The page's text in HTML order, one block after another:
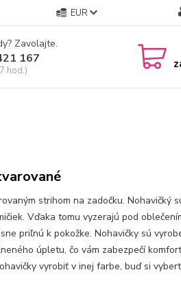
EUR
Zavolajte.
167
hod.)
strihom na zadočku. Nohavičký
Vďaka tomu vyzerajú pod
priľnú k pokožke. Nohavičky sú
úpletu, čo vám zabezpečí
vyrobiť v inej farbe, buď si